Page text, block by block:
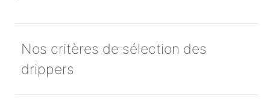
Nos critères de sélection des
drippers